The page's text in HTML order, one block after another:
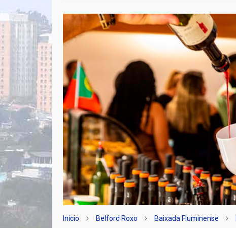
Início Belford Roxo Baixada Fluminense